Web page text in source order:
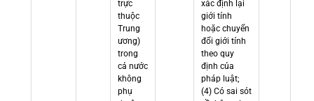
trực
thuộc
Trung
ương)
trong
cả nước
không
phụ
xác định lại
giới tính
hoặc chuyển
đổi giới tính
theo quy
định của
pháp luật;
(4) Có sai sót